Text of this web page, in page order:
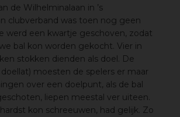
de Wilhelminalaan in ’s
clubverband was toen nog geen
werd een kwartje geschoven, zodat
bal kon worden gekocht. Vier in
stokken dienden als doel. De
moesten de spelers er maar
over een doelpunt, als de bal
liepen meestal ver uiteen.
kon schreeuwen, had gelijk. Zo